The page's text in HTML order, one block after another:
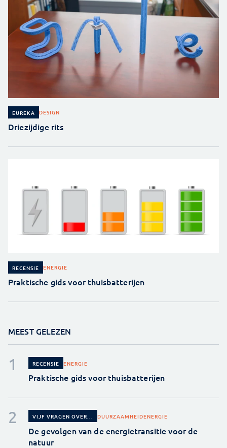
EUREKA DESIGN
Driezijdige rits
RECENSIE ENERGIE
Praktische gids voor thuisbatterijen
MEEST GELEZEN
RECENSIE ENERGIE
Praktische gids voor thuisbatterijen
VIJF VRAGEN OVER... DUURZAAMHEIDENERGIE
De gevolgen van de energietransitie voor de
natuur